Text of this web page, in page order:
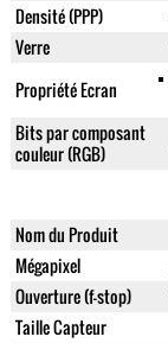
Densité (PPP)
Verre
Propriété Ecran
Bits par composant
couleur (RGB)
Nom du Produit
Mégapixel
Ouverture (f-stop)
Taille Capteur